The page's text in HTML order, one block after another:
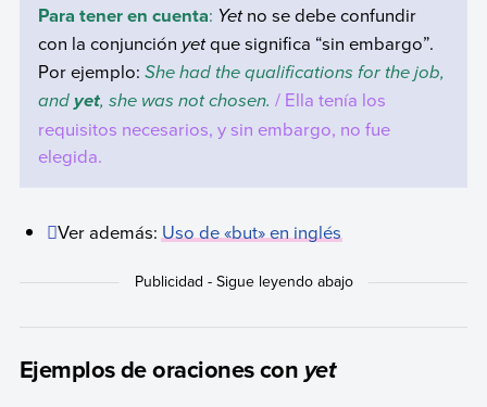
Para tener en cuenta: Yetno se debe confundir
con la conjunción yetque significa “sin embargo”.
Por ejemplo: She had the qualifications for the job,
and yet, she was not chosen. / Ella tenía los
requisitos necesarios, y sin embargo, no fue
elegida.
Ver además: Uso de «but» en inglés
Ejemplos de oraciones con yet